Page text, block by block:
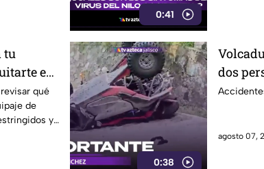
0:41
tu
en
qué
de
y
0:38
dos
agosto 07,